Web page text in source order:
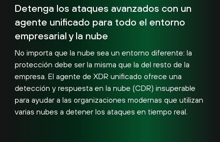
Detenga los ataques avanzados con un
agente unificado para todo el entorno
empresarial y la nube
No importa que la nube sea un entorno diferente: la
protección debe ser la misma que la del resto de la
empresa. El agente de XDR unificado ofrece una
detección y respuesta en la nube (CDR) insuperable
para ayudar a las organizaciones modernas que utilizan
varias nubes a detener los ataques en tiempo real.